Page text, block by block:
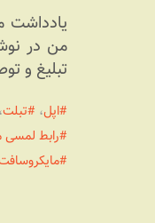
من در
تبلیغ و
اپل، تبلت،
رابط لمسی